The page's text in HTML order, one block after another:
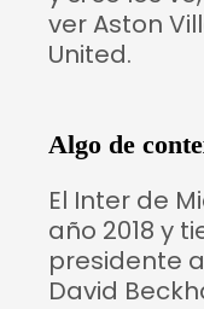
ver Aston
United.
Algo de
El Inter de
año 2018 y
presidente
David